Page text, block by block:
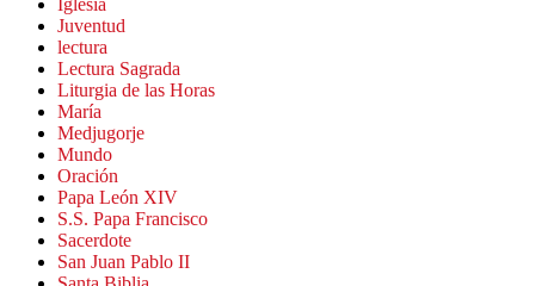
Iglesia
Juventud
lectura
Lectura Sagrada
Liturgia de las Horas
María
Medjugorje
Mundo
Oración
Papa León XIV
S.S. Papa Francisco
Sacerdote
San Juan Pablo II